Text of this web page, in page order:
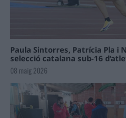
Paula Sintorres, Patrícia Pla i
selecció catalana sub-16
08 maig 2026